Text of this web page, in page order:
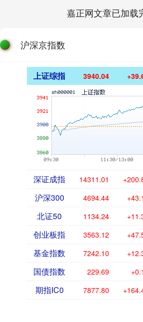
嘉正网文章已加载
沪深京指数
上证综指 3940.04
深证成指 14311.01
沪深300 4694.44
北证50 1134.24
创业板指 3563.12
基金指数 7242.10
国债指数 229.69
期指IC0 7877.80